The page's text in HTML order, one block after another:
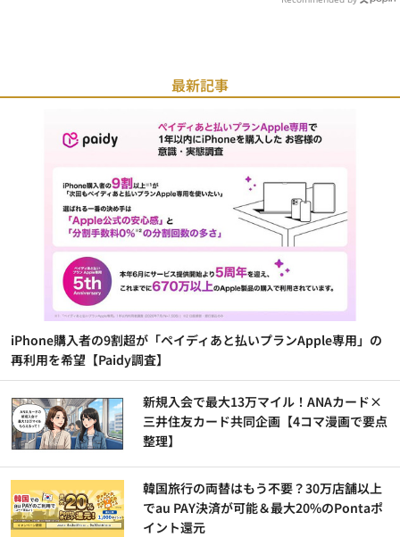
最新記事
iPhone購入者の9割超が「ペイディあと払いプランApple専用」の
再利用を希望【Paidy調査】
新規入会で最大13万マイル！ANAカード×
三井住友カード共同企画【4コマ漫画で要点
整理】
韓国旅行の両替はもう不要？30万店舗以上
でau PAY決済が可能＆最大20%のPontaポ
イント還元